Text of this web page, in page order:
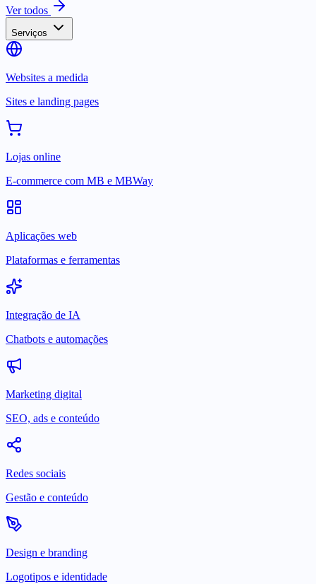
Ver todos
Serviços
Websites a medida
Sites e landing pages
Lojas online
E-commerce com MB e MBWay
Aplicações web
Plataformas e ferramentas
Integração de IA
Chatbots e automações
Marketing digital
SEO, ads e conteúdo
Redes sociais
Gestão e conteúdo
Design e branding
Logotipos e identidade